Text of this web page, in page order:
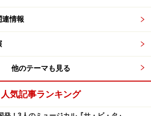
そこに暮らす人たちが行き来する街で
せんでした。当然、そんな所に劇場を
定的な意見ばかりが渦巻く中、1970年
劇場がある土地で(当時は駐車場だった
テント芝居に観客が押し寄せる様子を
下北沢と演劇は相性が良い」と成功を
に稽古場を改装して作った「ザ・スズ
情報
他のテーマも見る
人気記事ランキング